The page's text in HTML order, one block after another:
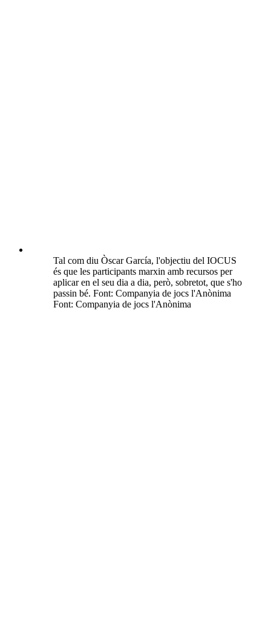
Tal com diu Òscar García, l'objectiu del IOCUS
és que les participants marxin amb recursos per
aplicar en el seu dia a dia, però, sobretot, que s'ho
passin bé. Font: Companyia de jocs l'Anònima
Font: Companyia de jocs l'Anònima